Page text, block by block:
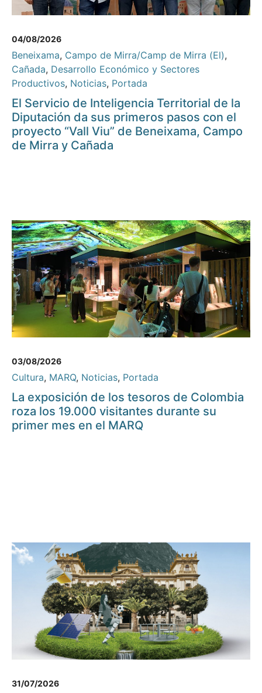
04/08/2026
Beneixama, Campo de Mirra/Camp de Mirra (El),
Cañada, Desarrollo Económico y Sectores
Productivos, Noticias, Portada
El Servicio de Inteligencia Territorial de la
Diputación da sus primeros pasos con el
proyecto “Vall Viu” de Beneixama, Campo
de Mirra y Cañada
03/08/2026
Cultura, MARQ, Noticias, Portada
La exposición de los tesoros de Colombia
roza los 19.000 visitantes durante su
primer mes en el MARQ
31/07/2026